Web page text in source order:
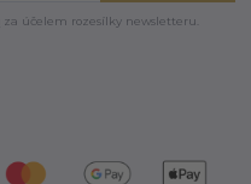
za účelem rozesílky newsletteru.